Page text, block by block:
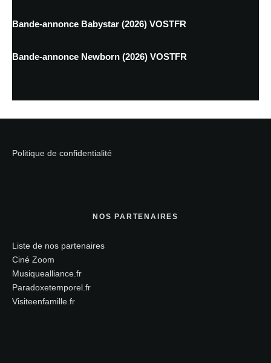
Bande-annonce Babystar (2026) VOSTFR
Bande-annonce Newborn (2026) VOSTFR
Politique de confidentialité
NOS PARTENAIRES
Liste de nos partenaires
Ciné Zoom
Musiquealliance.fr
Paradoxetemporel.fr
Visiteenfamille.fr